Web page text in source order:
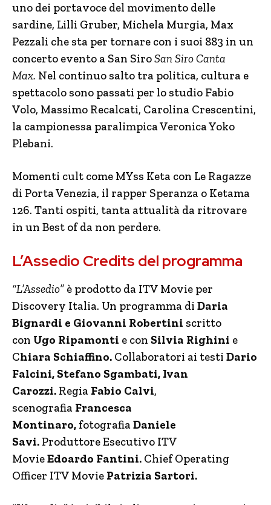
uno dei portavoce del movimento delle
sardine, Lilli Gruber, Michela Murgia, Max
Pezzali che sta per tornare con i suoi 883 in un
concerto evento a San SiroSan Siro Canta
Max. Nel continuo salto tra politica, cultura e
spettacolo sono passati per lo studio Fabio
Volo, Massimo Recalcati, Carolina Crescentini,
la campionessa paralimpica Veronica Yoko
Plebani.
Momenti cult come MYss Keta con Le Ragazze
di Porta Venezia, il rapper Speranza o Ketama
126. Tanti ospiti, tanta attualità da ritrovare
in un Best of da non perdere.
L’Assedio Credits del programma
“L’Assedio” è prodotto da ITV Movie per
Discovery Italia. Un programma di Daria
Bignardi e Giovanni Robertini scritto
con Ugo Ripamonti e con Silvia Righini e
Chiara Schiaffino. Collaboratori ai testi Dario
Falcini, Stefano Sgambati, Ivan
Carozzi. Regia Fabio Calvi,
scenografia Francesca
Montinaro, fotografiaDaniele
Savi. Produttore Esecutivo ITV
MovieEdoardo Fantini. Chief Operating
Officer ITV Movie Patrizia Sartori.